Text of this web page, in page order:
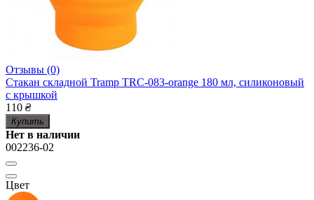
Отзывы (0)
Стакан складной Tramp TRC-083-orange 180 мл, силиконовый
с крышкой
110 ₴
Купить
Нет в наличии
002236-02
Цвет